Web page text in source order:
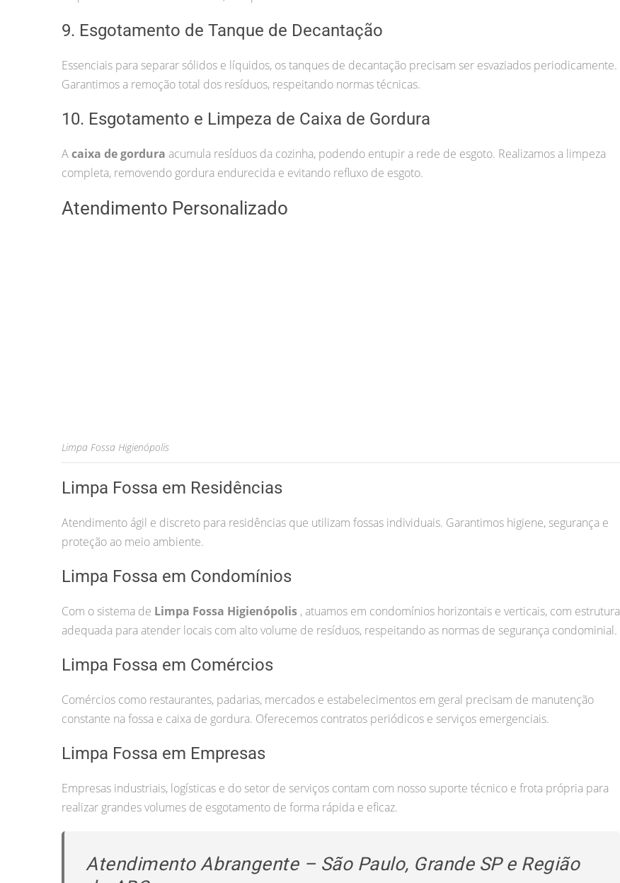
9. Esgotamento de Tanque de Decantação
Essenciais para separar sólidos e líquidos, os tanques de decantação precisam ser esvaziados periodicamente.
Garantimos a remoção total dos resíduos, respeitando normas técnicas.
10. Esgotamento e Limpeza de Caixa de Gordura
Acaixa de gordura acumula resíduos da cozinha, podendo entupir a rede de esgoto. Realizamos a limpeza
completa, removendo gordura endurecida e evitando refluxo de esgoto.
Atendimento Personalizado
Limpa Fossa Higienópolis
Limpa Fossa em Residências
Atendimento ágil e discreto para residências que utilizam fossas individuais. Garantimos higiene, segurança e
proteção ao meio ambiente.
Limpa Fossa em Condomínios
Com o sistema de Limpa Fossa Higienópolis , atuamos em condomínios horizontais e verticais, com estrutura
adequada para atender locais com alto volume de resíduos, respeitando as normas de segurança condominial.
Limpa Fossa em Comércios
Comércios como restaurantes, padarias, mercados e estabelecimentos em geral precisam de manutenção
constante na fossa e caixa de gordura. Oferecemos contratos periódicos e serviços emergenciais.
Limpa Fossa em Empresas
Empresas industriais, logísticas e do setor de serviços contam com nosso suporte técnico e frota própria para
realizar grandes volumes de esgotamento de forma rápida e eficaz.
Atendimento Abrangente – São Paulo, Grande SP e Região